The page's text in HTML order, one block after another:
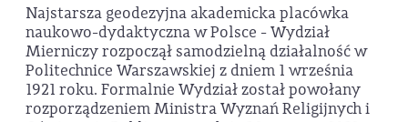
Najstarsza geodezyjna akademicka placówka
naukowo-dydaktyczna w Polsce - Wydział
Mierniczy rozpoczął samodzielną działalność w
Politechnice Warszawskiej z dniem 1 września
1921 roku. Formalnie Wydział został powołany
rozporządzeniem Ministra Wyznań Religijnych i